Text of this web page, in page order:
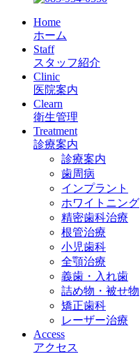
Home
ホーム
Staff
スタッフ紹介
Clinic
医院案内
Clearn
衛生管理
Treatment
診療案内
診療案内
歯周病
インプラント
ホワイトニング
精密歯科治療
根管治療
小児歯科
全顎治療
義歯・入れ歯
詰め物・被せ物
矯正歯科
レーザー治療
Access
アクセス